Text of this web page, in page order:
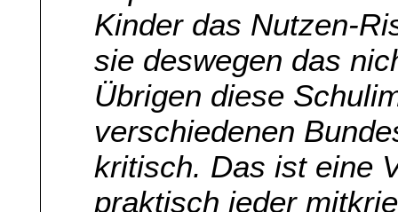
Kinder das Nutzen-
sie deswegen das
Übrigen diese
verschiedenen
kritisch. Das ist eine
praktisch jeder